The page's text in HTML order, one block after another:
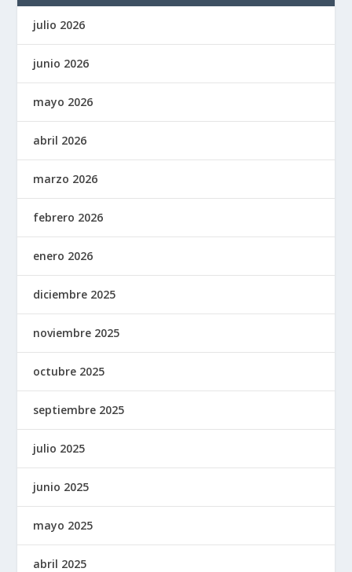
julio 2026
junio 2026
mayo 2026
abril 2026
marzo 2026
febrero 2026
enero 2026
diciembre 2025
noviembre 2025
octubre 2025
septiembre 2025
julio 2025
junio 2025
mayo 2025
abril 2025